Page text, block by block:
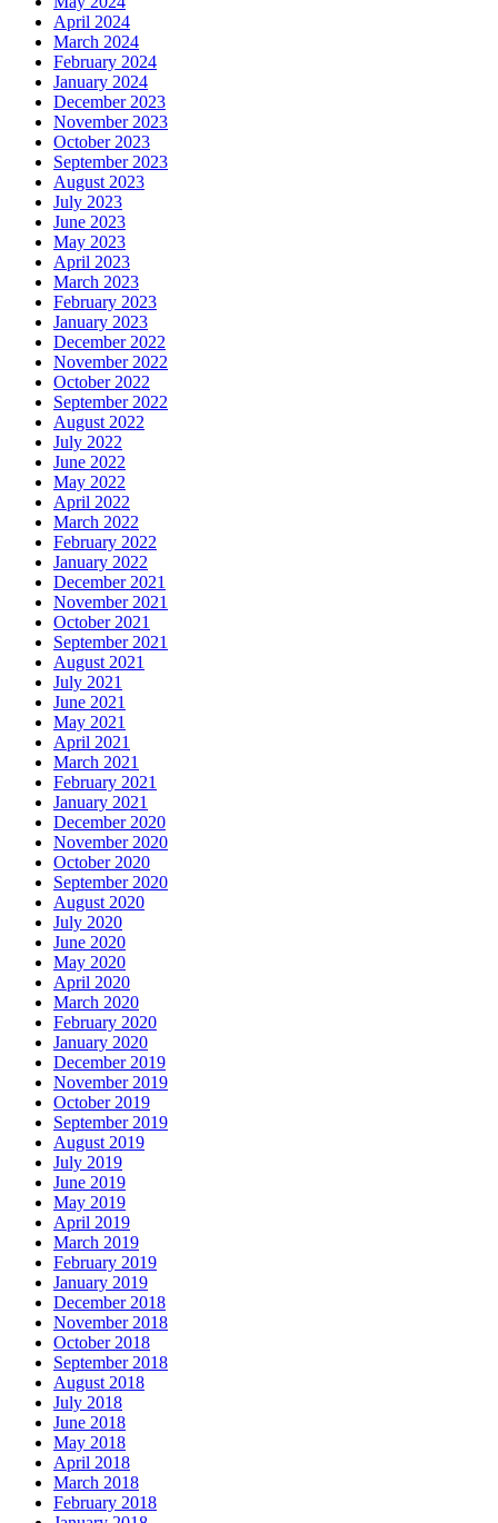
April 2024
March 2024
February 2024
January 2024
December 2023
November 2023
October 2023
September 2023
August 2023
July 2023
June 2023
May 2023
April 2023
March 2023
February 2023
January 2023
December 2022
November 2022
October 2022
September 2022
August 2022
July 2022
June 2022
May 2022
April 2022
March 2022
February 2022
January 2022
December 2021
November 2021
October 2021
September 2021
August 2021
July 2021
June 2021
May 2021
April 2021
March 2021
February 2021
January 2021
December 2020
November 2020
October 2020
September 2020
August 2020
July 2020
June 2020
May 2020
April 2020
March 2020
February 2020
January 2020
December 2019
November 2019
October 2019
September 2019
August 2019
July 2019
June 2019
May 2019
April 2019
March 2019
February 2019
January 2019
December 2018
November 2018
October 2018
September 2018
August 2018
July 2018
June 2018
May 2018
April 2018
March 2018
February 2018